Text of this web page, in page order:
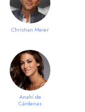
Christian Meier
Anahí de
Cárdenas